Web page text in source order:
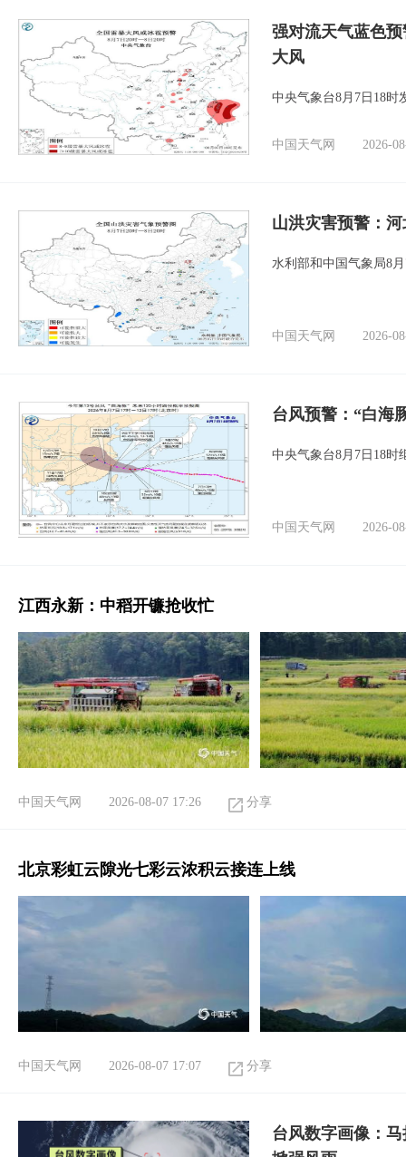
强对流天气蓝色
大风
中央气象台8月7日18时
中国天气网 2026-
山洪灾害预警：
水利部和中国气象局8
中国天气网 2026-
台风预警：“白海
中央气象台8月7日18时
中国天气网 2026-
江西永新：中稻开镰抢收忙
中国天气网 2026-08-07 17:26 分享
北京彩虹云隙光七彩云浓积云接连上线
中国天气网 2026-08-07 17:07 分享
台风数字画像：